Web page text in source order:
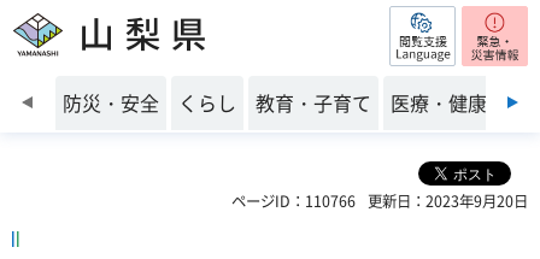
山梨県 閲覧支援
前のスライドを表示
防災・安全 くらし 教育・子育て 医療・健康・福
ページID：110766 更新日：2023年9月20日